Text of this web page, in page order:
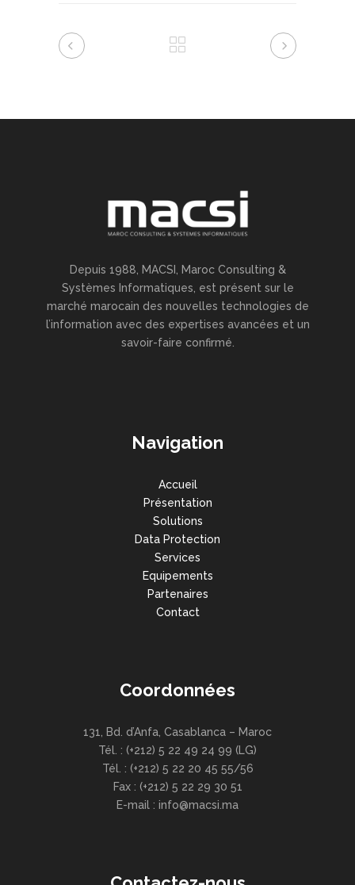
Depuis 1988, MACSI, Maroc Consulting &
Systèmes Informatiques, est présent sur le
marché marocain des nouvelles technologies de
l’information avec des expertises avancées et un
savoir-faire confirmé.
Navigation
Accueil
Présentation
Solutions
Data Protection
Services
Equipements
Partenaires
Contact
Coordonnées
131, Bd. d’Anfa, Casablanca – Maroc
Tél. : (+212) 5 22 49 24 99 (LG)
Tél. : (+212) 5 22 20 45 55/56
Fax : (+212) 5 22 29 30 51
E-mail : info@macsi.ma